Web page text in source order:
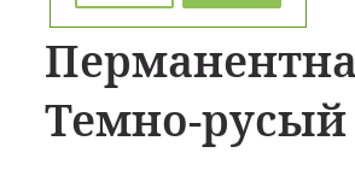
Темно-